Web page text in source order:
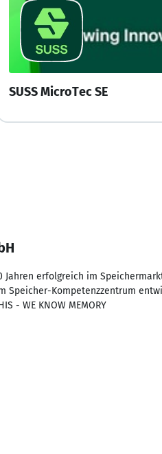
SUSS MicroTec SE
Jahren erfolgreich im
Speicher-Kompetenzzentrum
- WE KNOW MEMORY